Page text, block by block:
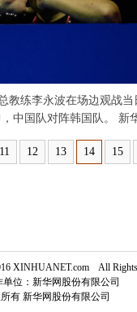
新华电视英文
教练李永波在场边观战当
中国队对阵韩国队。 新
11 12 13 14 15
XINHUANET.com All Rights
位：新华网股份有限公司
有 新华网股份有限公司